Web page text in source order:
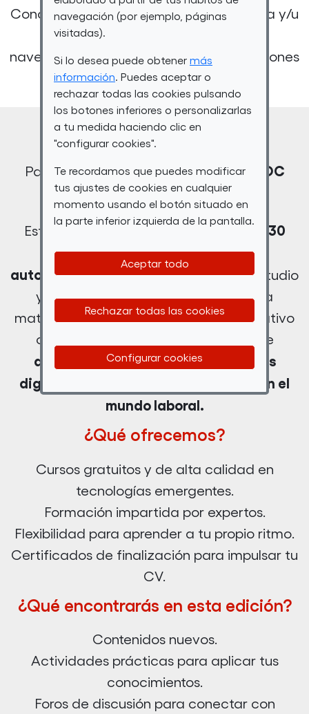
navegación (por ejemplo, páginas
visitadas).
Si lo desea puede obtener más
información. Puedes aceptar o
rechazar todas las cookies pulsando
los botones inferiores o personalizarlas
a tu medida haciendo clic en
"configurar cookies".
Te recordamos que puedes modificar
tus ajustes de cookies en cualquier
momento usando el botón situado en
la parte inferior izquierda de la pantalla.
Aceptar todo
Rechazar todas las cookies
Configurar cookies
Conocimientos deseables de informática y/u
ofimática nivel usuario, nivel alto de
navegación por Internet, uso de aplicaciones
móviles y correo electrónico.
Descripción
Participa en la 6ª Convocatoria“MOOC
Trabajando en Digital”
Esta formación tiene una duración de
30
horasy utiliza unametodología de
autoaprendizaje tutorizado. Con tu estudio
y el apoyo del tutor/a experto/a en la
materia, completarás el itinerario formativo
compuesto por 5 Módulos, en los que
aprenderás diferentes herramientas
digitales, para poder desenvolverte en el
mundo laboral.
¿Qué ofrecemos?
Cursos gratuitos y de alta calidad en
tecnologías emergentes.
Formación impartida por expertos.
Flexibilidad para aprender a tu propio ritmo.
Certificados de finalización para impulsar tu
CV.
¿Qué encontrarás en esta edición?
Contenidos nuevos.
Actividades prácticas para aplicar tus
conocimientos.
Foros de discusión para conectar con